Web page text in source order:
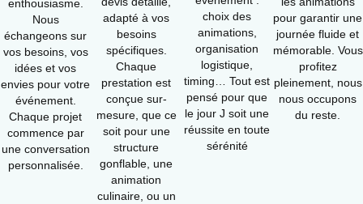
enthousiasme.
Nous
échangeons sur
vos besoins, vos
idées et vos
envies pour votre
événement.
Chaque projet
commence par
une conversation
personnalisée.
adapté à vos
besoins
spécifiques.
Chaque
prestation est
conçue sur-
mesure, que ce
soit pour une
structure
gonflable, une
animation
culinaire, ou un
choix des
animations,
organisation
logistique,
timing… Tout est
pensé pour que
le jour J soit une
réussite en toute
sérénité
pour garantir une
journée fluide et
mémorable. Vous
profitez
pleinement, nous
nous occupons
du reste.